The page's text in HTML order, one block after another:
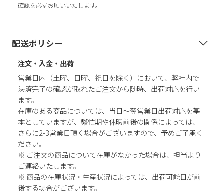
確認を必ずお願いいたします。
配送ポリシー
注文・入金・出荷
営業日内（土曜、日曜、祝日を除く）において、弊社内で
決済完了の確認が取れたご注文から随時、出荷対応を行い
ます。
在庫のある商品については、当日～翌営業日出荷対応を基
本としていますが、繫忙期や休暇前後の関係によっては、
さらに2-3営業日頂く場合がございますので、予めご了承く
ださい。
※ ご注文の商品について在庫がなかった場合は、担当より
ご連絡いたします。
※ 商品の在庫状況・生産状況によっては、出荷可能日が前
後する場合がございます。